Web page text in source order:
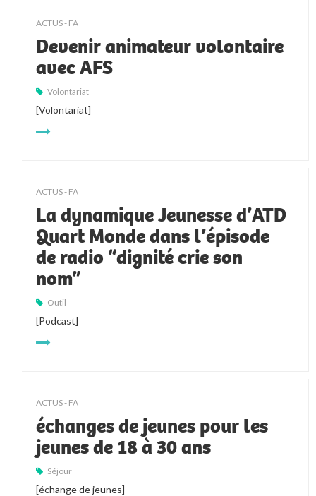
ACTUS - FA
Devenir animateur volontaire
avec AFS
Volontariat
[Volontariat]
ACTUS - FA
La dynamique Jeunesse d’ATD
Quart Monde dans l’épisode
de radio “dignité crie son
nom”
Outil
[Podcast]
ACTUS - FA
échanges de jeunes pour les
jeunes de 18 à 30 ans
Séjour
[échange de jeunes]